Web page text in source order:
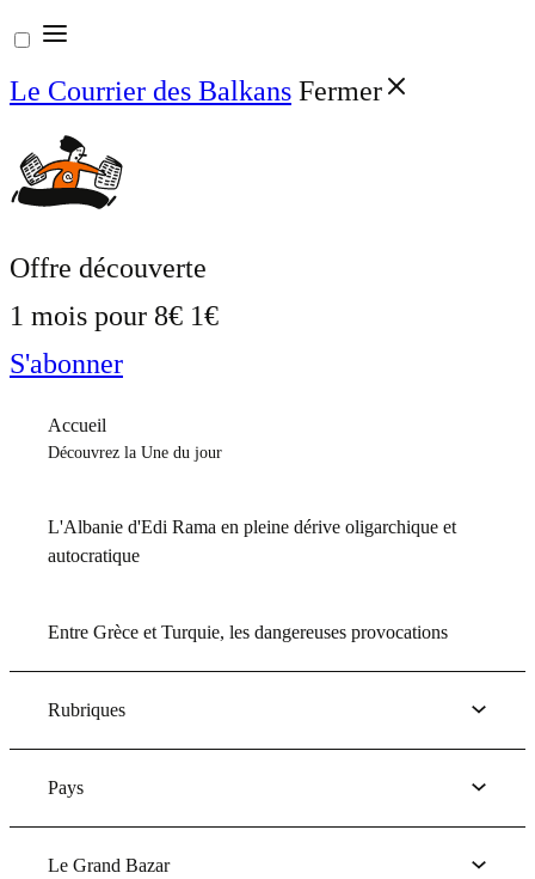
Aller
au
contenu
Le Courrier des Balkans Fermer
Offre découverte
1 mois pour 8€ 1€
S'abonner
Accueil
Découvrez la Une du jour
L'Albanie d'Edi Rama en pleine dérive oligarchique et
autocratique
Entre Grèce et Turquie, les dangereuses provocations
Rubriques
Pays
Le Grand Bazar